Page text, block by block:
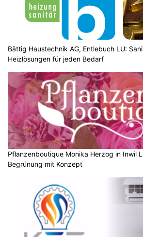
BEO Funpark und Woodstock: Freizeitpark für Familien
Stump’s Alpenrose: Bergferien und Gourmetküche in
Autolackiererei Brugger GmbH beseitigt Lackschäden in
Wetter am Freitag, 07.08.2026:
später einzelne Schauer und
07.08.26 VON BELMEDIA REDAKTION
Ein Hochdruckgebiet liegt über dem
verschiebt seinen Schwerpunkt bis
Norddeutschland hinweg ostwärts
Südrand des Hochs fliesst mit einer
Bisenströmung vorübergehend weniger
und stabil geschichtete Luft zur
In den Alpen liegen heute Freitag noch
labiler Luft, welche Anlass zu einer
Weiterlesen